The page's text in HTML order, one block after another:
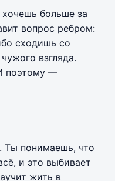
больше за
вопрос ребром:
сходишь со
взгляда.
поэтому —
Ты понимаешь, что
и это выбивает
жить в